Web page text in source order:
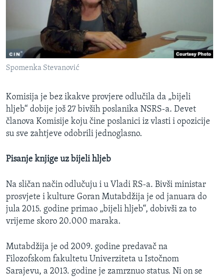
Spomenka Stevanović
Komisija je bez ikakve provjere odlučila da „bijeli
hljeb“ dobije još 27 bivših poslanika NSRS-a. Devet
članova Komisije koju čine poslanici iz vlasti i opozicije
su sve zahtjeve odobrili jednoglasno.
Pisanje knjige uz bijeli hljeb
Na sličan način odlučuju i u Vladi RS-a. Bivši ministar
prosvjete i kulture Goran Mutabdžija je od januara do
jula 2015. godine primao „bijeli hljeb“, dobivši za to
vrijeme skoro 20.000 maraka.
Mutabdžija je od 2009. godine predavač na
Filozofskom fakultetu Univerziteta u Istočnom
Sarajevu, a 2013. godine je zamrznuo status. Ni on se